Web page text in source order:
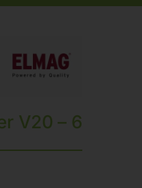
V20 – 6